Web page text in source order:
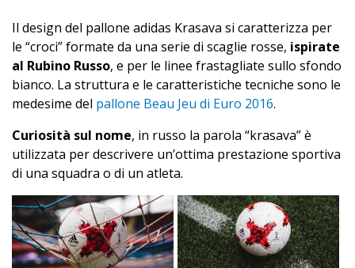
Il design del pallone adidas Krasava si caratterizza per
le “croci” formate da una serie di scaglie rosse, ispirate
al Rubino Russo, e per le linee frastagliate sullo sfondo
bianco. La struttura e le caratteristiche tecniche sono le
medesime del pallone Beau Jeu di Euro 2016.
Curiosità sul nome, in russo la parola “krasava” è
utilizzata per descrivere un’ottima prestazione sportiva
di una squadra o di un atleta.